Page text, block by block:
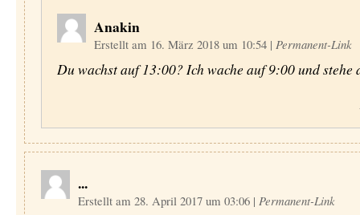
Anakin
Erstellt am 16. März 2018 um 10:54 | Permanent-Link
Du wachst auf 13:00? Ich wache auf 9:00 und stehe
...
Erstellt am 28. April 2017 um 03:06 | Permanent-Link